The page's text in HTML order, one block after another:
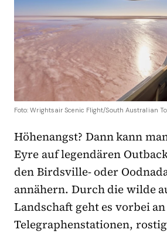
Foto: Wrightsair Scenic Flight/South Australian
Höhenangst? Dann kann
Eyre auf legendären
den Birdsville- oder
annähern. Durch die wilde
Landschaft geht es vorbei
Telegraphenstationen,